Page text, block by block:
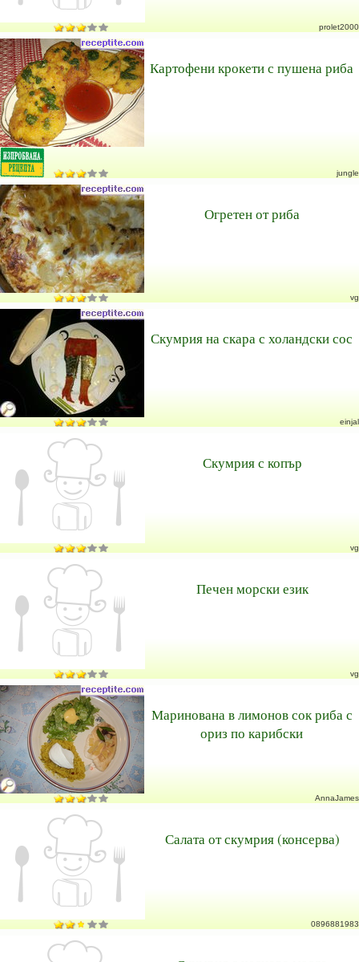
prolet2000
Картофени крокети с пушена риба
jungle
Огретен от риба
vg
Скумрия на скара с холандски сос
einjal
Скумрия с копър
vg
Печен морски език
vg
Маринована в лимонов сок риба с
ориз по карибски
AnnaJames
Салата от скумрия (консерва)
0896881983